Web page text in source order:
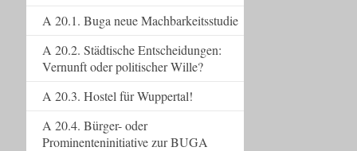
A 20.1. Buga neue Machbarkeitsstudie
A 20.2. Städtische Entscheidungen:
Vernunft oder politischer Wille?
A 20.3. Hostel für Wuppertal!
A 20.4. Bürger- oder
Prominenteninitiative zur BUGA